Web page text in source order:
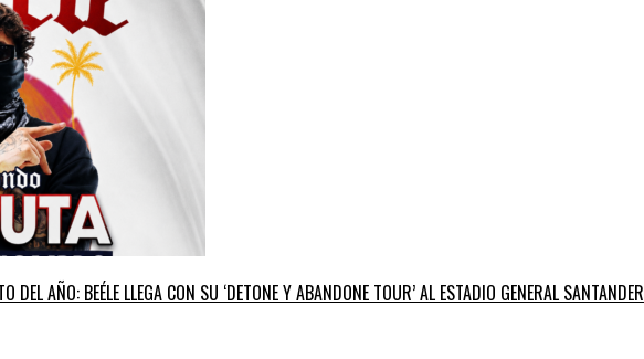
DEL AÑO: BEÉLE LLEGA CON SU ‘DETONE Y ABANDONE TOUR’ AL ESTADIO GENERAL SANTANDER